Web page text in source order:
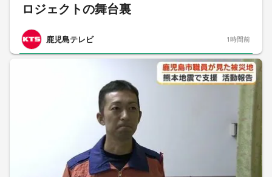
ロジェクトの舞台裏
鹿児島テレビ 1時間前